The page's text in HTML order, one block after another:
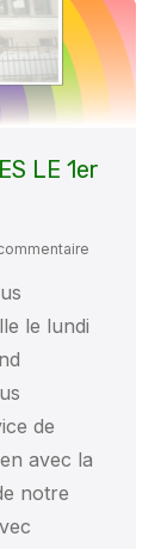
LE 1er
le lundi
de
avec la
notre